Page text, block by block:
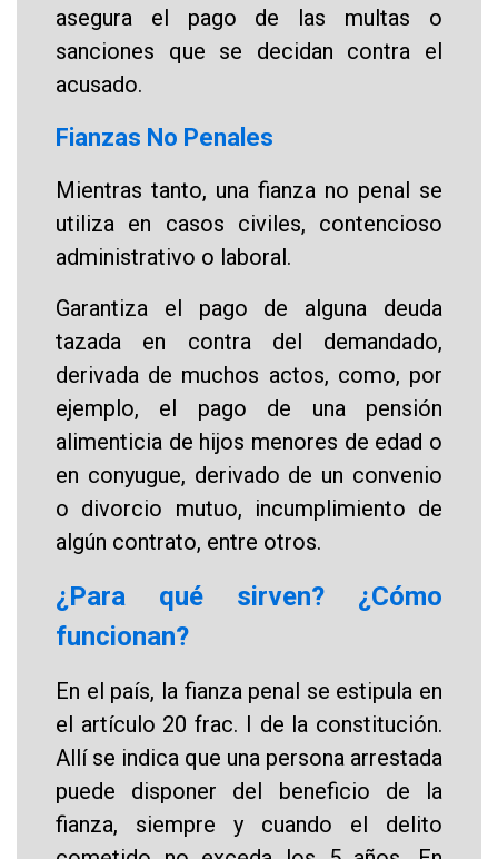
asegura el pago de las multas o
sanciones que se decidan contra el
acusado.
Fianzas No Penales
Mientras tanto, una fianza no penal se
utiliza en casos civiles, contencioso
administrativo o laboral.
Garantiza el pago de alguna deuda
tazada en contra del demandado,
derivada de muchos actos, como, por
ejemplo, el pago de una pensión
alimenticia de hijos menores de edad o
en conyugue, derivado de un convenio
o divorcio mutuo, incumplimiento de
algún contrato, entre otros.
¿Para qué sirven? ¿Cómo
funcionan?
En el país, la fianza penal se estipula en
el artículo 20 frac. I de la constitución.
Allí se indica que una persona arrestada
puede disponer del beneficio de la
fianza, siempre y cuando el delito